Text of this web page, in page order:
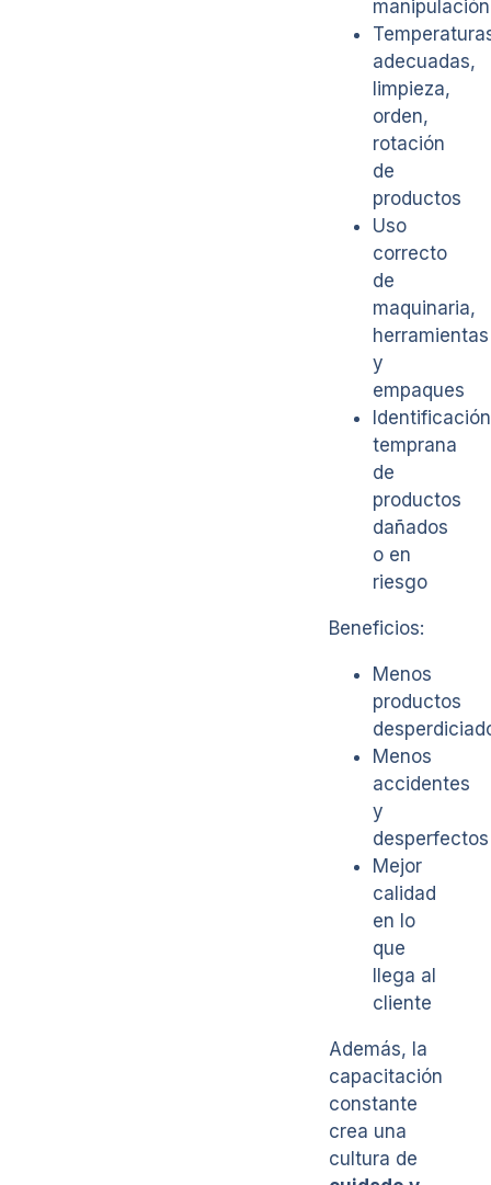
manipulación
adecuadas,
limpieza,
orden,
rotación
de
productos
Uso
correcto
de
maquinaria,
herramientas
y
empaques
Identificación
temprana
de
productos
dañados
o en
riesgo
Beneficios:
Menos
productos
Menos
accidentes
y
desperfectos
Mejor
calidad
en lo
que
llega al
cliente
Además, la
capacitación
constante
crea una
cultura de